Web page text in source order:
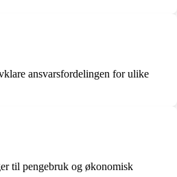
ansvarsfordelingen for ulike
til pengebruk og økonomisk